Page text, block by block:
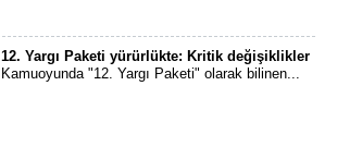
12. Yargı Paketi yürürlükte: Kritik değişiklikler
Kamuoyunda "12. Yargı Paketi" olarak bilinen...